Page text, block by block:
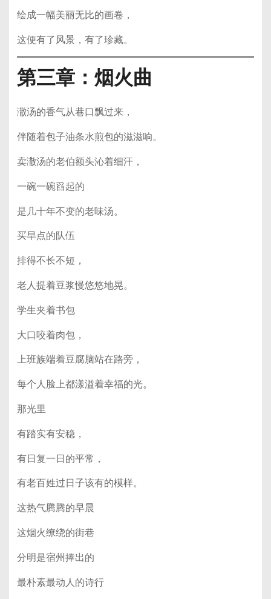
绘成一幅美丽无比的画卷，
这便有了风景，有了珍藏。
第三章：烟火曲
潵汤的香气从巷口飘过来，
伴随着包子油条水煎包的滋滋响。
卖潵汤的老伯额头沁着细汗，
一碗一碗舀起的
是几十年不变的老味汤。
买早点的队伍
排得不长不短，
老人提着豆浆慢悠悠地晃。
学生夹着书包
大口咬着肉包，
上班族端着豆腐脑站在路旁，
每个人脸上都漾溢着幸福的光。
那光里
有踏实有安稳，
有日复一日的平常，
有老百姓过日子该有的模样。
这热气腾腾的早晨
这烟火缭绕的街巷
分明是宿州捧出的
最朴素最动人的诗行